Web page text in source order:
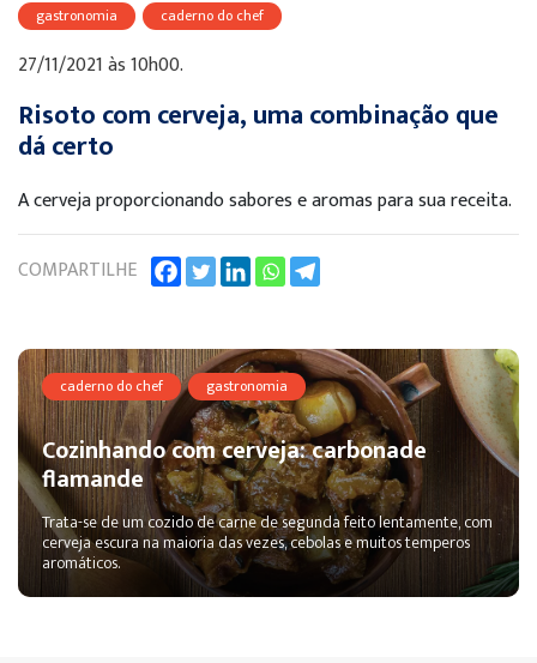
gastronomia caderno do chef
27/11/2021 às 10h00.
Risoto com cerveja, uma combinação que
dá certo
A cerveja proporcionando sabores e aromas para sua receita.
COMPARTILHE
caderno do chef gastronomia
Cozinhando com cerveja: carbonade
flamande
Trata-se de um cozido de carne de segunda feito lentamente, com
cerveja escura na maioria das vezes, cebolas e muitos temperos
aromáticos.